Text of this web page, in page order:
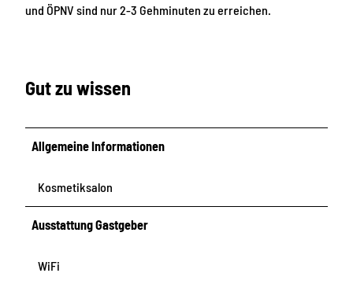
und ÖPNV sind nur 2-3 Gehminuten zu erreichen.
Gut zu wissen
Allgemeine Informationen
Kosmetiksalon
Ausstattung Gastgeber
WiFi